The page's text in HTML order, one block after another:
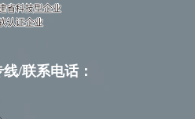
线/联系电话：